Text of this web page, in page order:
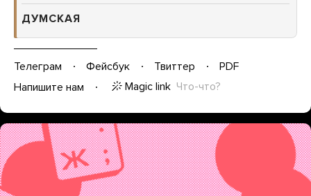
ДУМСКАЯ
Телеграм Фейсбук Твиттер
PDF
Напишите нам
Magic link Что-что?